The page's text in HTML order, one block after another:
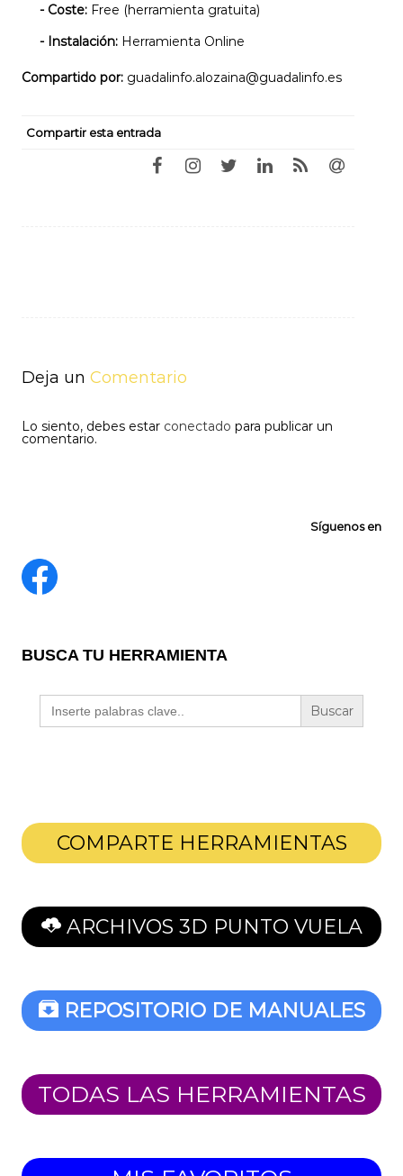
- Coste: Free (herramienta gratuita)
- Instalación: Herramienta Online
Compartido por: guadalinfo.alozaina@guadalinfo.es
Compartir esta entrada
Deja un Comentario
Lo siento, debes estar conectado para publicar un
comentario.
Síguenos en
BUSCA TU HERRAMIENTA
Buscar:
COMPARTE HERRAMIENTAS
ARCHIVOS 3D PUNTO VUELA
REPOSITORIO DE MANUALES
TODAS LAS HERRAMIENTAS